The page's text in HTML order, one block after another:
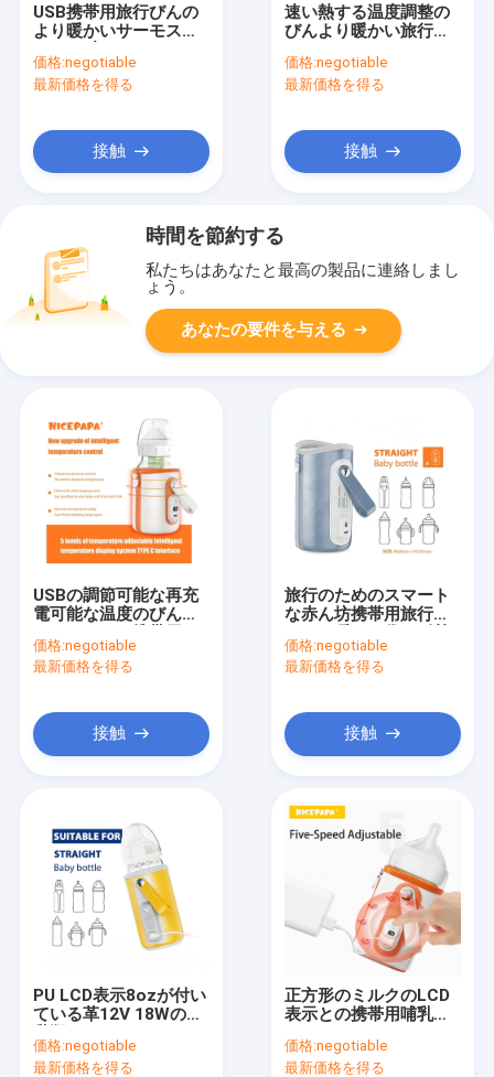
USB携帯用旅行びんの
より暖かいサーモスタ
の袖カバー
価格:negotiable
最新価格を得る
接触
速い熱する温度調整の
びんより暖かい旅行
マー
価格:negotiable
最新価格を得る
接触
時間を節約する
私たちはあなたと最高の製品に連絡しまし
ょう。
あなたの要件を与える
USBの調節可能な再充
電可能な温度のびんの
イプC 5の速度
価格:negotiable
最新価格を得る
接触
旅行のためのスマート
な赤ん坊携帯用旅行び
性サーモスタット
価格:negotiable
最新価格を得る
接触
PU LCD表示8ozが付い
ている革12V 18Wの哺
価格:negotiable
最新価格を得る
正方形のミルクのLCD
表示との携帯用哺乳瓶
の速度
価格:negotiable
最新価格を得る